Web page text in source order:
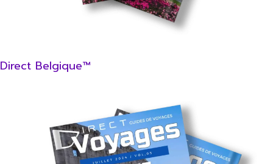
Direct Belgique™